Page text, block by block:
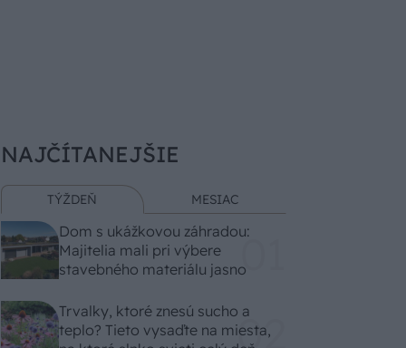
NAJČÍTANEJŠIE
TÝŽDEŇ MESIAC
Dom s ukážkovou záhradou:
Majitelia mali pri výbere
stavebného materiálu jasno
Trvalky, ktoré znesú sucho a
teplo? Tieto vysaďte na miesta,